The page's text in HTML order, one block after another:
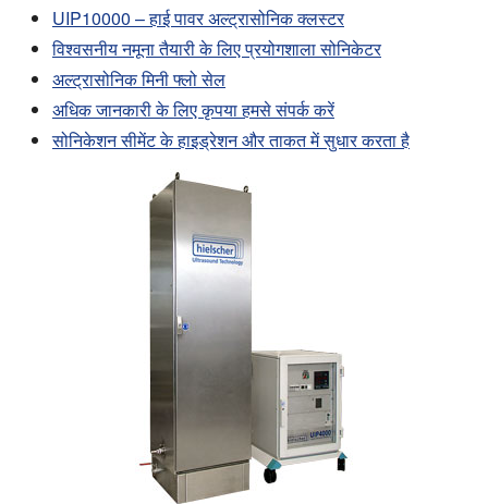
UIP10000 – हाई पावर अल्ट्रासोनिक क्लस्टर
विश्वसनीय नमूना तैयारी के लिए प्रयोगशाला सोनिकेटर
अल्ट्रासोनिक मिनी फ्लो सेल
अधिक जानकारी के लिए कृपया हमसे संपर्क करें
सोनिकेशन सीमेंट के हाइड्रेशन और ताकत में सुधार करता है